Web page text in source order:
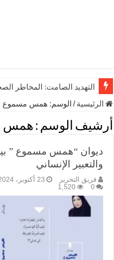
التهديد الصامت: المخاطر
الرئيسية/ الوسم: همس مسموع
أرشيف الوسم : همس
ديوان “همس مسموع ”
والتعبير الإنساني
فريق التحرير 23 أكتوبر، 2024
0
1,520